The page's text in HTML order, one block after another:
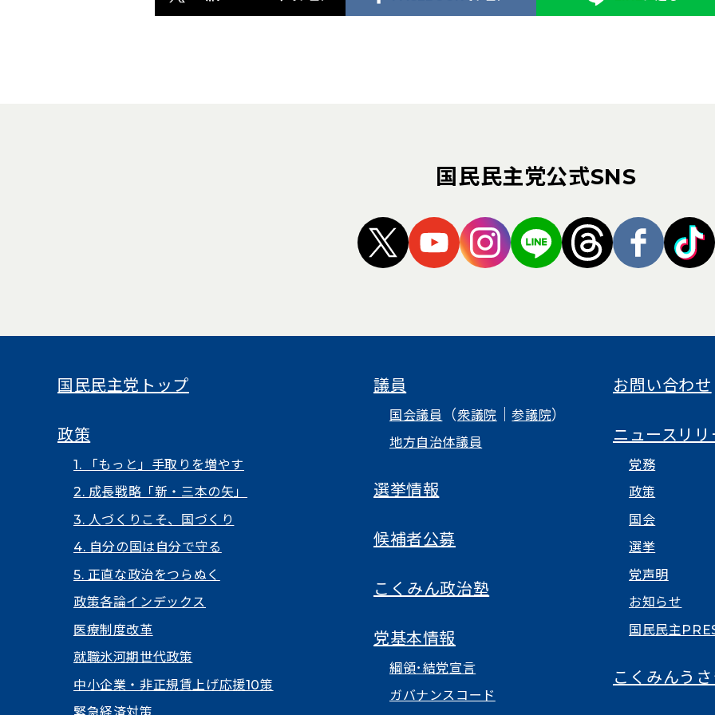
国民民主党公式SNS
（新しいタブで開く）
（新しいタブで開く）
（新しいタブで開く）
（新しいタブで開く）
（新しいタブで
（新し
国民民主党トップ
政策
1. 「もっと」手取りを増やす
2. 成長戦略「新・三本の矢」
3. 人づくりこそ、国づくり
4. 自分の国は自分で守る
5. 正直な政治をつらぬく
政策各論インデックス
医療制度改革
就職氷河期世代政策
中小企業・非正規賃上げ応援10策
議員
国会議員 （衆議院 ｜参議院）
地方自治体議員
選挙情報
候補者公募
こくみん政治塾
党基本情報
綱領･結党宣言
ガバナンスコード
お問い合わせ
ニュースリリ
党務
政策
国会
選挙
党声明
お知らせ
国民民主
こくみんう